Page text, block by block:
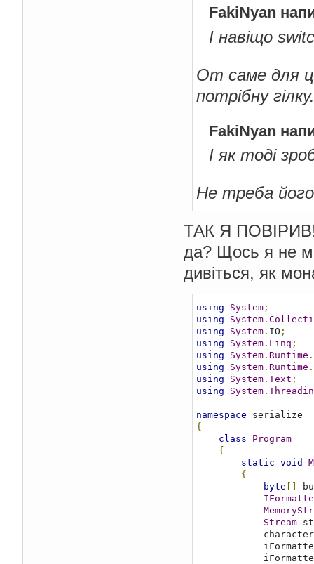
FakiNyan
І навіщо
От саме для
потрібну гілку.
FakiNyan
І як тоді
Не треба
ТАК Я
да? Щось я не
дивіться, як
using System;
using
System.
using
System. IO ;
using
System. Linq ;
using
System. Runtime .
using
System. Runtime .
using
System. Text ;
using
System.
namespace
{
class
Program
{
static void
{
byte []
Stream